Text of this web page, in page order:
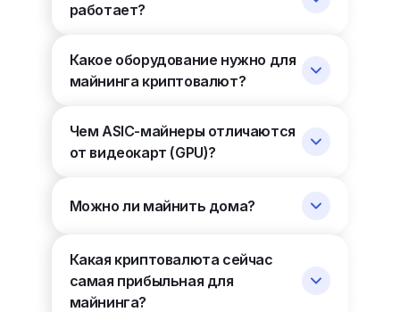
работает?
Какое оборудование нужно для
майнинга криптовалют?
Чем ASIC-майнеры отличаются
от видеокарт (GPU)?
Можно ли майнить дома?
Какая криптовалюта сейчас
самая прибыльная для
майнинга?